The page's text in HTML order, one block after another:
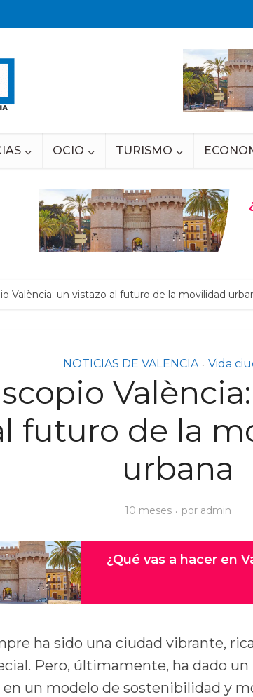
OCIO TURISMO
València: un vistazo al futuro de la movilidad
NOTICIAS DE VALENCIA • Vida
futuro de la
urbana
10 meses por admin
ha sido una ciudad vibrante,
Pero, últimamente, ha dado un
un modelo de sostenibilidad y